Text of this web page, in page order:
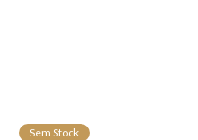
Sem Stock